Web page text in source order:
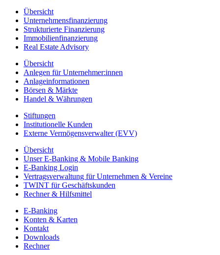
Übersicht
Unternehmensfinanzierung
Strukturierte Finanzierung
Immobilienfinanzierung
Real Estate Advisory
Übersicht
Anlegen für Unternehmer:innen
Anlageinformationen
Börsen & Märkte
Handel & Währungen
Stiftungen
Institutionelle Kunden
Externe Vermögensverwalter (EVV)
Übersicht
Unser E-Banking & Mobile Banking
E-Banking Login
Vertragsverwaltung für Unternehmen & Vereine
TWINT für Geschäftskunden
Rechner & Hilfsmittel
E-Banking
Konten & Karten
Kontakt
Downloads
Rechner